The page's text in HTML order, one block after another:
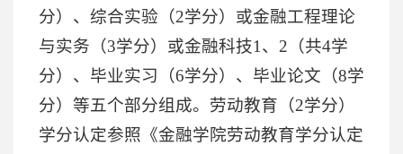
分）、综合实验（2学分）或金融工程理论
与实务（3学分）或金融科技1、2（共4学
分）、毕业实习（6学分）、毕业论文（8学
分）等五个部分组成。劳动教育（2学分）
学分认定参照《金融学院劳动教育学分认定